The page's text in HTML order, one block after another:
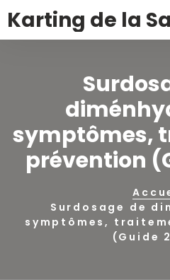
symptômes,
prévention
Surdosage de
symptômes,
(Guide